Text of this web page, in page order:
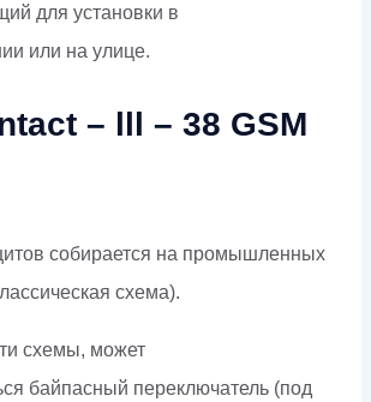
для установки в
или на улице.
– lll – 38 GSM
собирается на промышленных
схема).
схемы, может
байпасный переключатель (под